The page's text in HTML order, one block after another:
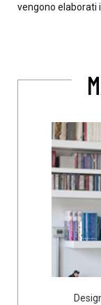
vengono elaborati